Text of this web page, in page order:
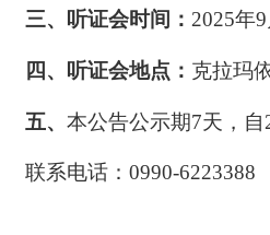
三、听证会时间：2025年9
四、听证会地点： 克拉玛
五、本公告公示期7天，自
联系电话：0990-6223388